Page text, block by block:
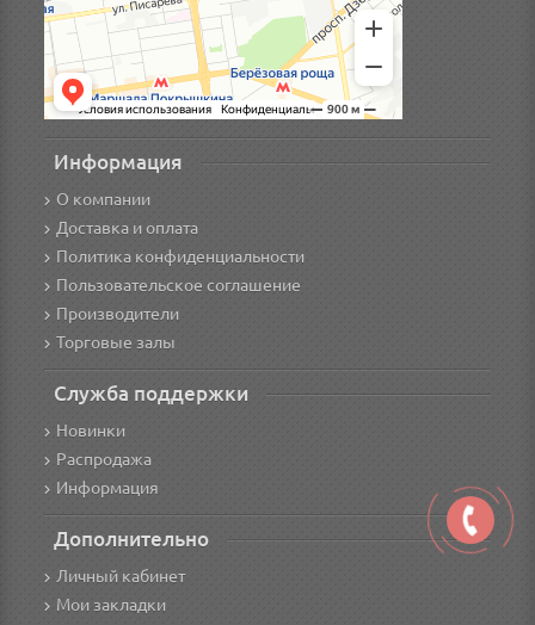
Информация
О компании
Доставка и оплата
Политика конфиденциальности
Пользовательское соглашение
Производители
Торговые залы
Служба поддержки
Новинки
Распродажа
Информация
Дополнительно
Личный кабинет
Мои закладки